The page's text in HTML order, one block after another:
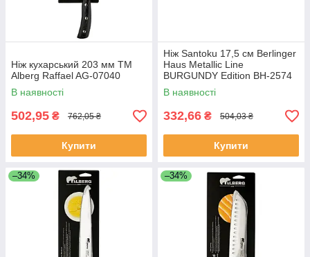
Ніж кухарський 203 мм ТМ
Alberg Raffael AG-07040
В наявності
502,95 ₴ 762,05 ₴
Купити
Ніж Santoku 17,5 см Berlinger
Haus Metallic Line
BURGUNDY Edition BH-2574
В наявності
332,66 ₴ 504,03 ₴
Купити
–34% –34%